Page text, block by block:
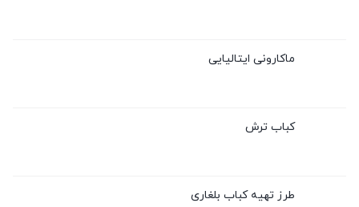
ماکارونی ایتالیایی
کباب ترش
طرز تهیه کباب بلغاری